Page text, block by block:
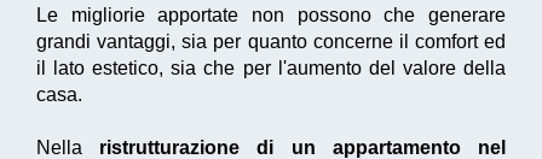
Le migliorie apportate non possono che generare
grandi vantaggi, sia per quanto concerne il comfort ed
il lato estetico, sia che per l'aumento del valore della
casa.
Nella ristrutturazione di un appartamento nel